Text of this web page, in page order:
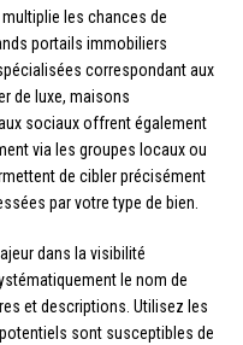
multiplie les chances de
portails immobiliers
correspondant aux
de luxe, maisons
sociaux offrent également
via les groupes locaux ou
de cibler précisément
par votre type de bien.
dans la visibilité
le nom de
et descriptions. Utilisez les
sont susceptibles de